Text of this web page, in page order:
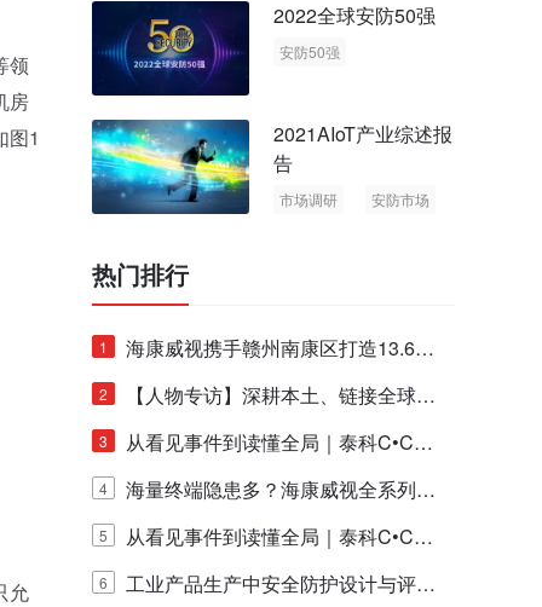
领
房
图1
允
2022全球安防50强
安防50强
2021AIoT产业综述报
告
市场调研
安防市场
热门排行
1
海康威视携手赣州南康区打造13.6公
里绿波网
2
【人物专访】深耕本土、链接全球：
泰科安防设备张宁解码中国安防出海
新范式
3
从看见事件到读懂全局｜泰科C•CUR
E IQ 3.20开启安防运营智能新时代
4
海量终端隐患多？海康威视全系列物
联安全产品，四层守护更放心！
5
从看见事件到读懂全局｜泰科C•CUR
E IQ 3.20开启安防运营智能新时代
6
工业产品生产中安全防护设计与评估